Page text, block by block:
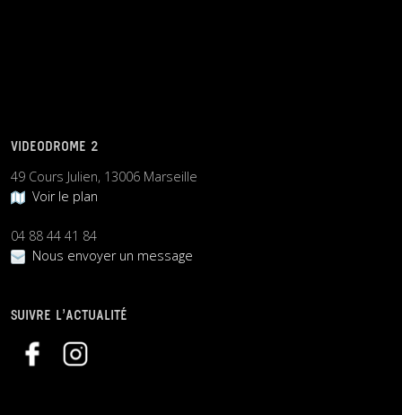
VIDEODROME 2
49 Cours Julien, 13006 Marseille
Voir le plan
04 88 44 41 84
Nous envoyer un message
SUIVRE L’ACTUALITÉ